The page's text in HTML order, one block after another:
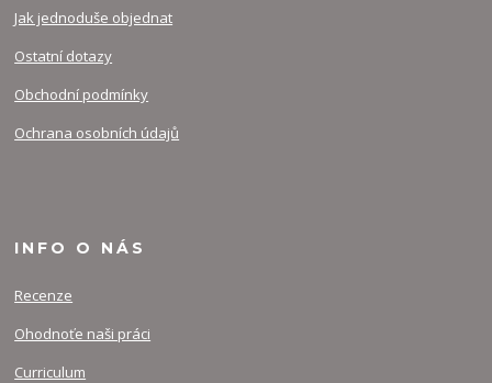
Jak jednoduše objednat
Ostatní dotazy
Obchodní podmínky
Ochrana osobních údajů
INFO O NÁS
Recenze
Ohodnoťe naši práci
Curriculum